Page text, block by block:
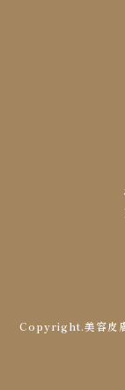
Copyright.美容皮